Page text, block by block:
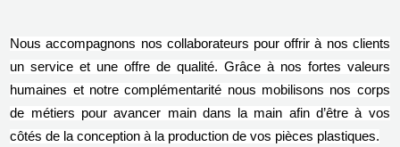
Nous accompagnons nos collaborateurs pour offrir à nos clients
un service et une offre de qualité. Grâce à nos fortes valeurs
humaines et notre complémentarité nous mobilisons nos corps
de métiers pour avancer main dans la main afin d’être à vos
côtés de la conception à la production de vos pièces plastiques.